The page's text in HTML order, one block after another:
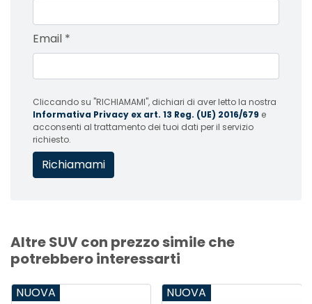
Email *
Cliccando su "RICHIAMAMI", dichiari di aver letto la nostra
Informativa Privacy ex art. 13 Reg. (UE) 2016/679 e
acconsenti al trattamento dei tuoi dati per il servizio
richiesto.
Altre SUV con prezzo simile che
potrebbero interessarti
NUOVA NUOVA